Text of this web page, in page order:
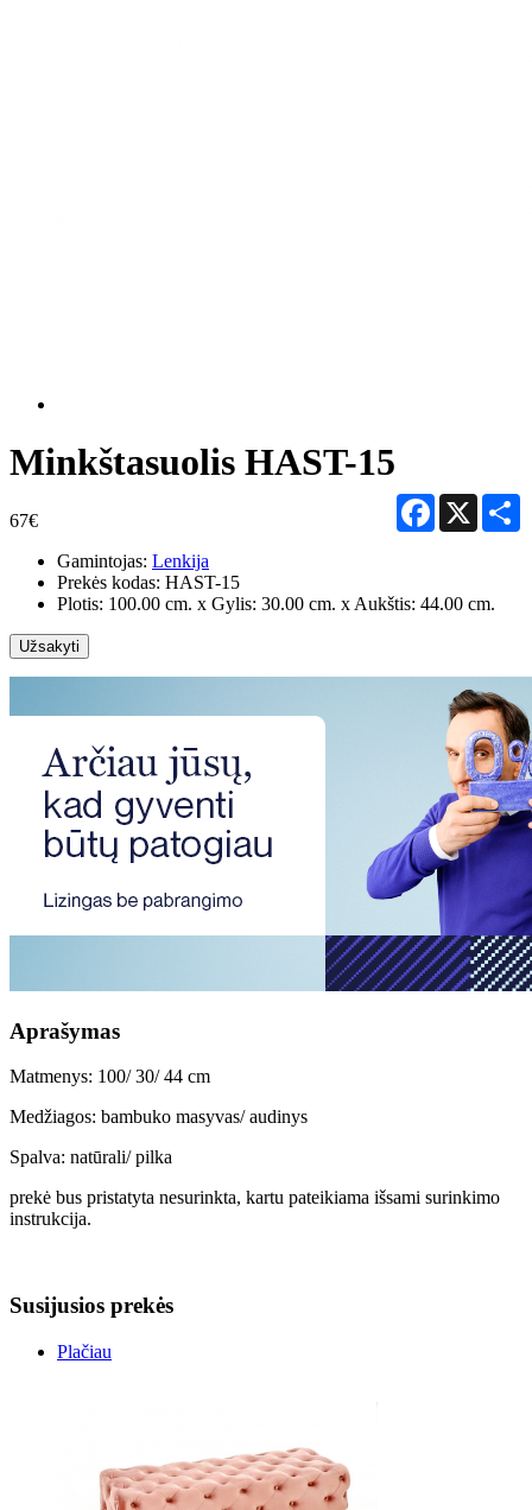
Minkštasuolis HAST-15
67€
Facebook
X
Gamintojas: Lenkija
Prekės kodas: HAST-15
Plotis: 100.00 cm. x Gylis: 30.00 cm. x Aukštis: 44.00 cm.
Užsakyti
Aprašymas
Matmenys: 100/ 30/ 44 cm
Medžiagos: bambuko masyvas/ audinys
Spalva: natūrali/ pilka
prekė bus pristatyta nesurinkta, kartu pateikiama išsami surinkimo
instrukcija.
Susijusios prekės
Plačiau